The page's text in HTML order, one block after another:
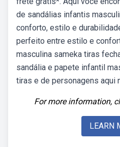
de sandálias infantis
conforto, estilo e
perfeito entre estilo e
masculina sameka tiras
sandália e papete infantil
tiras e de personagens aqui
For more information,
LEARN